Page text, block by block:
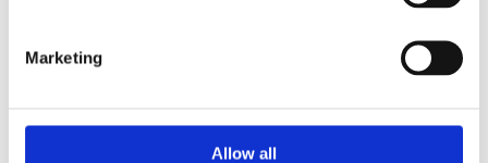
Marketing
Allow all